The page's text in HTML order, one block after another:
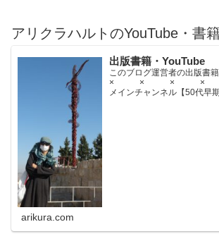
アリクラハルトのYouTube・書
出版書籍・YouTube
このブログ運営者の出版書
× × × × ×
メインチャンネル【50代早
arikura.com